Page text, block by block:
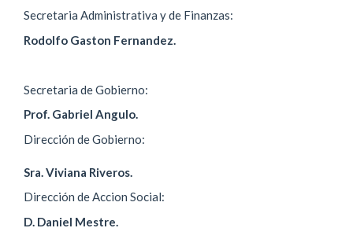
Secretaria Administrativa y de Finanzas:
Rodolfo Gaston Fernandez.
Secretaria de Gobierno:
Prof. Gabriel Angulo.
Dirección de Gobierno:
Sra. Viviana Riveros.
Dirección de Accion Social:
D. Daniel Mestre.